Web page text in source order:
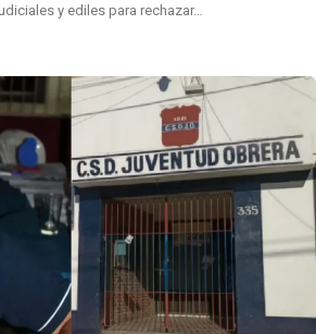
y ediles para rechazar…